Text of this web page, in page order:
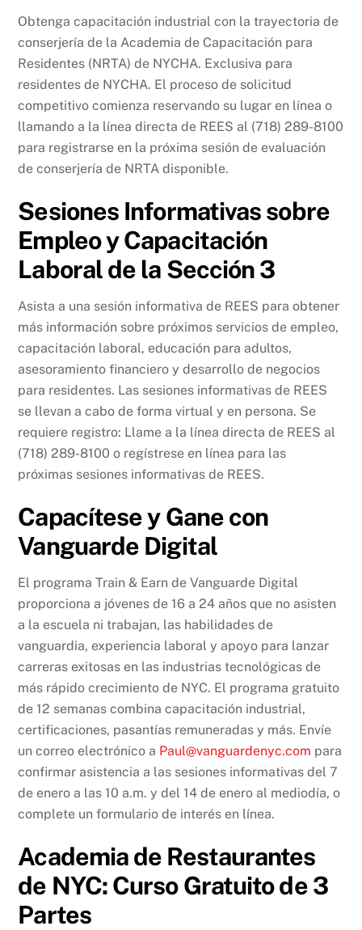
Obtenga capacitación industrial con la trayectoria de
conserjería de la Academia de Capacitación para
Residentes (NRTA) de NYCHA. Exclusiva para
residentes de NYCHA. El proceso de solicitud
competitivo comienza reservando su lugar en línea o
llamando a la línea directa de REES al (718) 289-8100
para registrarse en la próxima sesión de evaluación
de conserjería de NRTA disponible.
Sesiones Informativas sobre
Empleo y Capacitación
Laboral de la Sección 3
Asista a una sesión informativa de REES para obtener
más información sobre próximos servicios de empleo,
capacitación laboral, educación para adultos,
asesoramiento financiero y desarrollo de negocios
para residentes. Las sesiones informativas de REES
se llevan a cabo de forma virtual y en persona. Se
requiere registro: Llame a la línea directa de REES al
(718) 289-8100 o regístrese en línea para las
próximas sesiones informativas de REES.
Capacítese y Gane con
Vanguarde Digital
El programa Train & Earn de Vanguarde Digital
proporciona a jóvenes de 16 a 24 años que no asisten
a la escuela ni trabajan, las habilidades de
vanguardia, experiencia laboral y apoyo para lanzar
carreras exitosas en las industrias tecnológicas de
más rápido crecimiento de NYC. El programa gratuito
de 12 semanas combina capacitación industrial,
certificaciones, pasantías remuneradas y más. Envíe
un correo electrónico a Paul@vanguardenyc.com para
confirmar asistencia a las sesiones informativas del 7
de enero a las 10 a.m. y del 14 de enero al mediodía, o
complete un formulario de interés en línea.
Academia de Restaurantes
de NYC: Curso Gratuito de 3
Partes